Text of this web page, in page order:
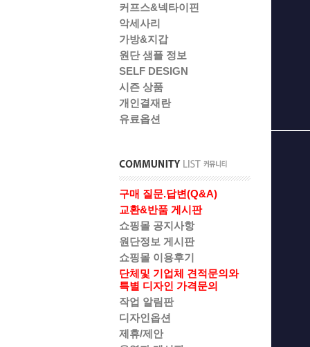
커프스&넥타이핀
악세사리
가방&지갑
원단 샘플 정보
SELF DESIGN
시즌 상품
개인결재란
유료옵션
구매 질문.답변(Q&A)
교환&반품 게시판
쇼핑몰 공지사항
원단정보 게시판
쇼핑몰 이용후기
단체및 기업체 견적문의와
특별 디자인 가격문의
작업 알림판
디자인옵션
제휴/제안